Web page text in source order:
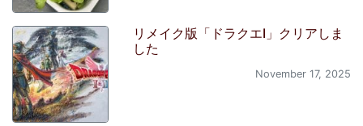
リメイク版「ドラクエI」クリアしま
した
November 17, 2025